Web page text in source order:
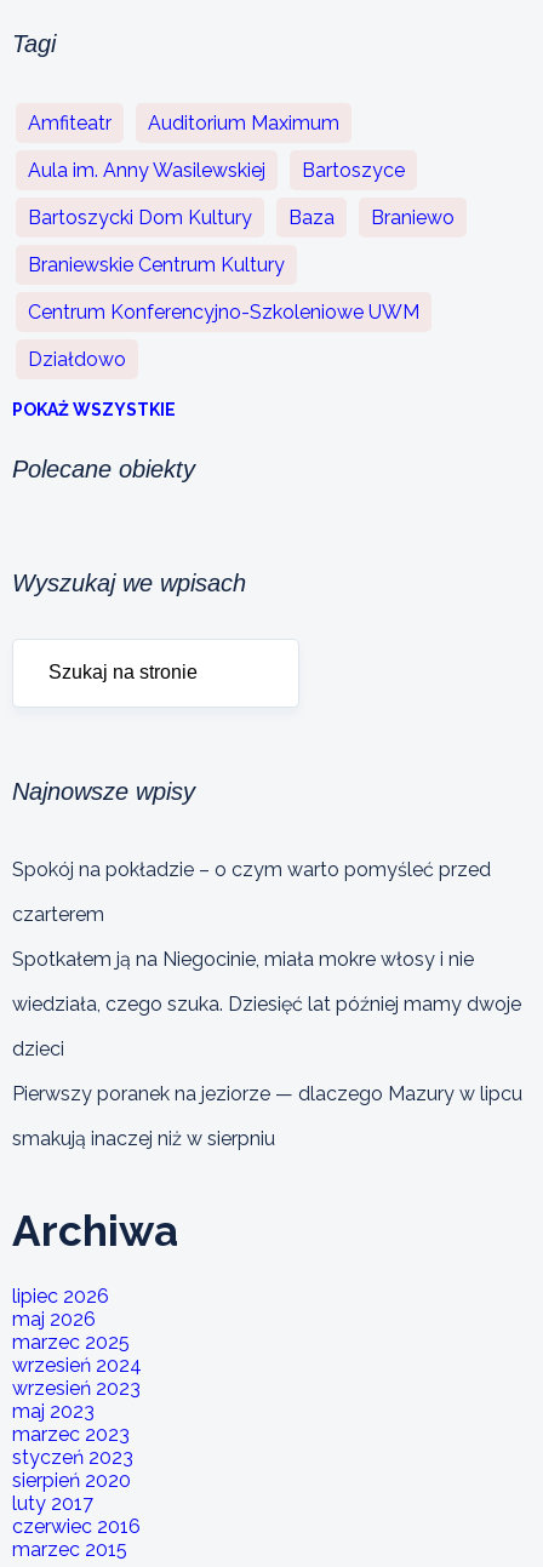
Tagi
Amfiteatr Auditorium Maximum
Aula im. Anny Wasilewskiej Bartoszyce
Bartoszycki Dom Kultury Baza Braniewo
Braniewskie Centrum Kultury
Centrum Konferencyjno-Szkoleniowe UWM
Działdowo
POKAŻ WSZYSTKIE
Polecane obiekty
Wyszukaj we wpisach
Najnowsze wpisy
Spokój na pokładzie – o czym warto pomyśleć przed
czarterem
Spotkałem ją na Niegocinie, miała mokre włosy i nie
wiedziała, czego szuka. Dziesięć lat później mamy dwoje
dzieci
Pierwszy poranek na jeziorze — dlaczego Mazury w lipcu
smakują inaczej niż w sierpniu
Archiwa
lipiec 2026
maj 2026
marzec 2025
wrzesień 2024
wrzesień 2023
maj 2023
marzec 2023
styczeń 2023
sierpień 2020
luty 2017
czerwiec 2016
marzec 2015